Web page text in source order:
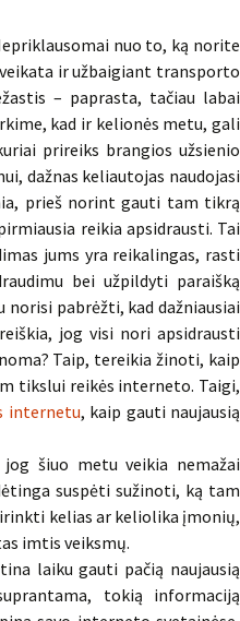
nuo to, ką norite
ir užbaigiant transporto
– paprasta, tačiau labai
kad ir kelionės metu, gali
prireiks brangios užsienio
dažnas keliautojas naudojasi
prieš norint gauti tam tikrą
reikia apsidrausti. Tai
jums yra reikalingas, rasti
bei užpildyti paraišką
pabrėžti, kad dažniausiai
jog visi nori apsidrausti
Taip, tereikia žinoti, kaip
tikslui reikės interneto. Taigi,
internetu, kaip gauti naujausią
šiuo metu veikia nemažai
suspėti sužinoti, ką tam
kelias ar keliolika įmonių,
imtis veiksmų.
laiku gauti pačią naujausią
tokią informaciją